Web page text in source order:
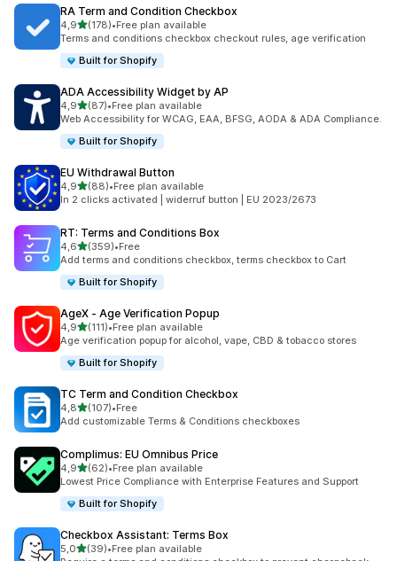
RA Term and Condition Checkbox
4,9z 5 hvězd
(178)
Celkový počet recenzí: 178
•Free plan available
Terms and conditions checkbox checkout rules, age verification
Built for Shopify
ADA Accessibility Widget by AP
4,9z 5 hvězd
(87)
Celkový počet recenzí: 87
•Free plan available
Web Accessibility for WCAG, EAA, BFSG, AODA & ADA Compliance.
Built for Shopify
EU Withdrawal Button
4,9z 5 hvězd
(88)
Celkový počet recenzí: 88
•Free plan available
In 2 clicks activated | widerruf button | EU 2023/2673
RT: Terms and Conditions Box
4,6z 5 hvězd
(359)
Celkový počet recenzí: 359
•Free
Add terms and conditions checkbox, terms checkbox to Cart
Built for Shopify
AgeX ‑ Age Verification Popup
4,9z 5 hvězd
(111)
Celkový počet recenzí: 111
•Free plan available
Age verification popup for alcohol, vape, CBD & tobacco stores
Built for Shopify
TC Term and Condition Checkbox
4,8z 5 hvězd
(107)
Celkový počet recenzí: 107
•Free
Add customizable Terms & Conditions checkboxes
Complimus: EU Omnibus Price
4,9z 5 hvězd
(62)
Celkový počet recenzí: 62
•Free plan available
Lowest Price Compliance with Enterprise Features and Support
Built for Shopify
Checkbox Assistant: Terms Box
5,0z 5 hvězd
(39)
Celkový počet recenzí: 39
•Free plan available